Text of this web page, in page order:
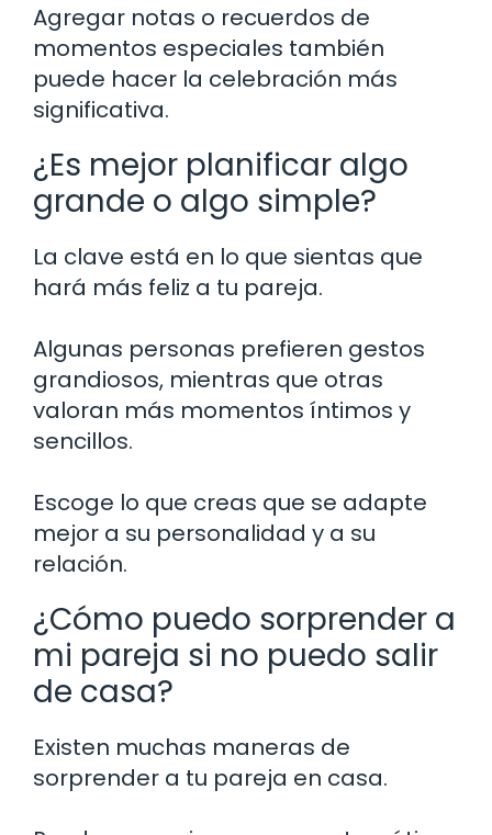
Agregar notas o recuerdos de
momentos especiales también
puede hacer la celebración más
significativa.
¿Es mejor planificar algo
grande o algo simple?
La clave está en lo que sientas que
hará más feliz a tu pareja.
Algunas personas prefieren gestos
grandiosos, mientras que otras
valoran más momentos íntimos y
sencillos.
Escoge lo que creas que se adapte
mejor a su personalidad y a su
relación.
¿Cómo puedo sorprender a
mi pareja si no puedo salir
de casa?
Existen muchas maneras de
sorprender a tu pareja en casa.